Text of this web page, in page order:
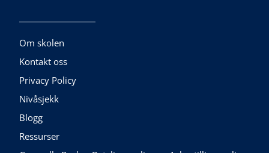
Om skolen
Kontakt oss
Privacy Policy
Nivåsjekk
Blogg
Ressurser